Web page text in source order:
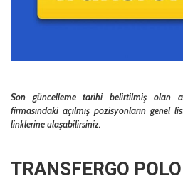
Son güncelleme tarihi belirtilmiş olan
firmasındaki açılmış pozisyonların genel
linklerine ulaşabilirsiniz.
TRANSFERGO